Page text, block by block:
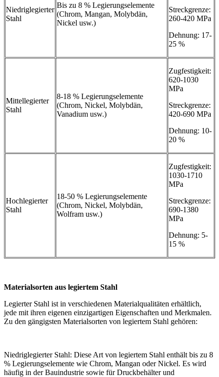
Niedriglegierter
Stahl
Bis zu 8 % Legierungselemente
(Chrom, Mangan, Molybdän,
Nickel usw.)
Streckgrenze:
260-420 MPa
Dehnung: 17-
25 %
Mittellegierter
Stahl
8-18 % Legierungselemente
(Chrom, Nickel, Molybdän,
Vanadium usw.)
Zugfestigkeit:
620-1030
MPa
Streckgrenze:
420-690 MPa
Dehnung: 10-
20 %
Hochlegierter
Stahl
18-50 % Legierungselemente
(Chrom, Nickel, Molybdän,
Wolfram usw.)
Zugfestigkeit:
1030-1710
MPa
Streckgrenze:
690-1380
MPa
Dehnung: 5-
15 %
Materialsorten aus legiertem Stahl
Legierter Stahl ist in verschiedenen Materialqualitäten erhältlich,
jede mit ihren eigenen einzigartigen Eigenschaften und Merkmalen.
Zu den gängigsten Materialsorten von legiertem Stahl gehören:
Niedriglegierter Stahl: Diese Art von legiertem Stahl enthält bis zu 8
% Legierungselemente wie Chrom, Mangan oder Nickel. Es wird
häufig in der Bauindustrie sowie für Druckbehälter und